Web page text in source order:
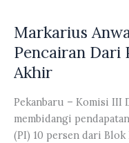
Markarius
Pencairan Dari
Akhir
Pekanbaru – Komisi III
membidangi
(PI) 10 persen dari